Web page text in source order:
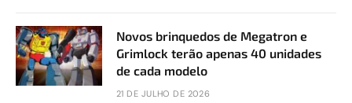
Novos brinquedos de Megatron e
Grimlock terão apenas 40 unidades
de cada modelo
21 DE JULHO DE 2026